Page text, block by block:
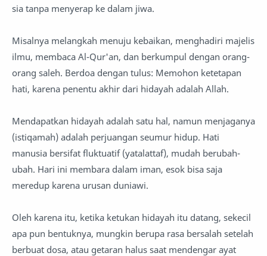
sia tanpa menyerap ke dalam jiwa.
Misalnya melangkah menuju kebaikan, menghadiri majelis
ilmu, membaca Al-Qur'an, dan berkumpul dengan orang-
orang saleh. Berdoa dengan tulus: Memohon ketetapan
hati, karena penentu akhir dari hidayah adalah Allah.
Mendapatkan hidayah adalah satu hal, namun menjaganya
(istiqamah) adalah perjuangan seumur hidup. Hati
manusia bersifat fluktuatif (yatalattaf), mudah berubah-
ubah. Hari ini membara dalam iman, esok bisa saja
meredup karena urusan duniawi.
Oleh karena itu, ketika ketukan hidayah itu datang, sekecil
apa pun bentuknya, mungkin berupa rasa bersalah setelah
berbuat dosa, atau getaran halus saat mendengar ayat